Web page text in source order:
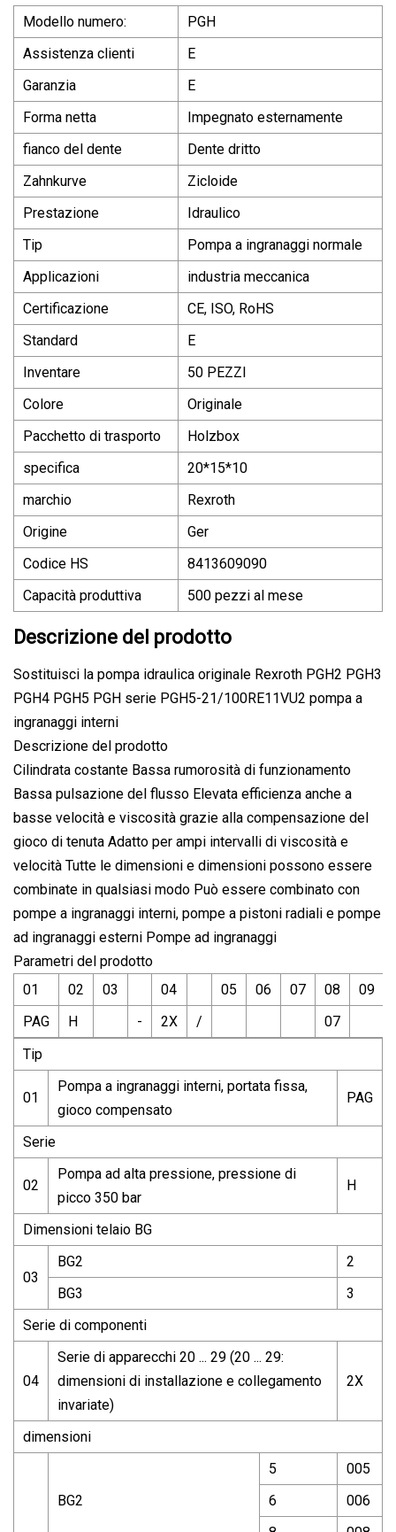
Modello numero:
PGH
Assistenza clienti
E
Garanzia
E
Forma netta
Impegnato esternamente
fianco del dente
Dente dritto
Zahnkurve
Zicloide
Prestazione
Idraulico
Tip
Pompa a ingranaggi normale
Applicazioni
industria meccanica
Certificazione
CE, ISO, RoHS
Standard
E
Inventare
50 PEZZI
Colore
Originale
Pacchetto di trasporto
Holzbox
specifica
20*15*10
marchio
Rexroth
Origine
Ger
Codice HS
8413609090
Capacità produttiva
500 pezzi al mese
Descrizione del prodotto
Sostituisci la pompa idraulica originale Rexroth PGH2 PGH3
PGH4 PGH5 PGH serie PGH5-21/100RE11VU2 pompa a
ingranaggi interni
Descrizione del prodotto
Cilindrata costante Bassa rumorosità di funzionamento
Bassa pulsazione del flusso Elevata efficienza anche a
basse velocità e viscosità grazie alla compensazione del
gioco di tenuta Adatto per ampi intervalli di viscosità e
velocità Tutte le dimensioni e dimensioni possono essere
combinate in qualsiasi modo Può essere combinato con
pompe a ingranaggi interni, pompe a pistoni radiali e pompe
ad ingranaggi esterni Pompe ad ingranaggi
Parametri del prodotto
01
02 03 04 05 06 07 08 09
PAG
H - 2X / 07
Tip
01
Pompa a ingranaggi interni, portata fissa,
gioco compensato
PAG
Serie
02
Pompa ad alta pressione, pressione di
picco 350 bar
H
Dimensioni telaio BG
03
BG2
2
BG3
3
Serie di componenti
04
Serie di apparecchi 20 ... 29 (20 ... 29:
dimensioni di installazione e collegamento
invariate)
2X
dimensioni
BG2
5
005
6
006